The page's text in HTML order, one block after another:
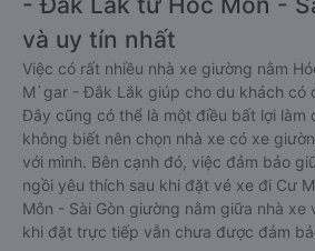
và uy tín nhất
Việc có rất nhiều nhà xe giường nằm
M`gar - Đắk Lắk giúp cho du khách có
Đây cũng có thể là một điều bất lợi làm
không biết nên chọn nhà xe có xe
với mình. Bên cạnh đó, việc đảm bảo
ngồi yêu thích sau khi đặt vé xe đi Cư
Môn - Sài Gòn giường nằm giữa nhà xe
khi đặt trực tiếp vẫn chưa được đảm